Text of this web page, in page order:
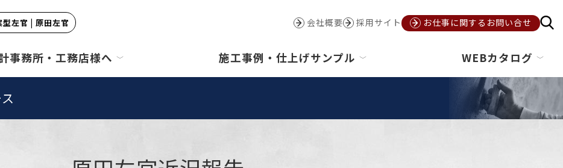
左官 | 原田左官 会社概要 採用サイト お仕事に関するお問い合せ
事務所・工務店様へ 施工事例・仕上げサンプル WEBカタログ